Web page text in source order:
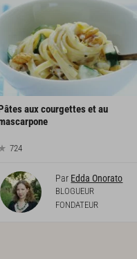
aux courgettes et au
724
Par Edda Onorato
BLOGUEUR
FONDATEUR